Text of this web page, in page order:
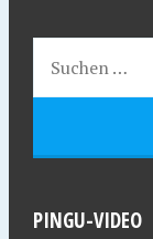
PINGU-VIDEO